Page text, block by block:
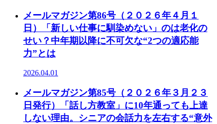
メールマガジン第86号（２０２６年４月１
日）「新しい仕事に馴染めない」のは老化の
せい？中年期以降に不可欠な“2つの適応能
力”とは
2026.04.01
メールマガジン第85号（２０２６年３月２３
日発行）「話し方教室」に10年通っても上達
しない理由。シニアの会話力を左右する“意外